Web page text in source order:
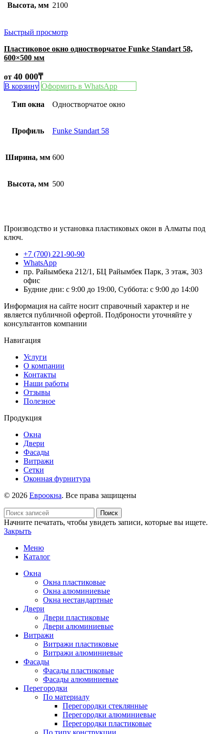
Высота, мм 2100
Быстрый просмотр
Пластиковое окно одностворчатое Funke Standart 58,
600×500 мм
от 40 000₸
В корзину Оформить в WhatsApp
Тип окна Одностворчатое окно
Профиль Funke Standart 58
Ширина, мм 600
Высота, мм 500
Производство и установка пластиковых окон в Алматы под
ключ.
+7 (700) 221-90-90
WhatsApp
пр. Райымбека 212/1, БЦ Райымбек Парк, 3 этаж, 303
офис
Будние дни: с 9:00 до 19:00, Суббота: с 9:00 до 14:00
Информация на сайте носит справочный характер и не
является публичной офертой. Подброности уточняйте у
консультантов компании
Навигация
Услуги
О компании
Контакты
Наши работы
Отзывы
Полезное
Продукция
Окна
Двери
Фасады
Витражи
Сетки
Оконная фурнитура
© 2026 Евроокна. Все права защищены
Поиск
Начните печатать, чтобы увидеть записи, которые вы ищете.
Закрыть
Меню
Каталог
Окна
Окна пластиковые
Окна алюминиевые
Окна нестандартные
Двери
Двери пластиковые
Двери алюминиевые
Витражи
Витражи пластиковые
Витражи алюминиевые
Фасады
Фасады пластиковые
Фасады алюминиевые
Перегородки
По материалу
Перегородки стеклянные
Перегородки алюминиевые
Перегородки пластиковые
По типу конструкции